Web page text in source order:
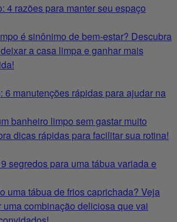
4 razões para manter seu espaço
é sinônimo de bem-estar? Descubra
a casa limpa e ganhar mais
6 manutenções rápidas para ajudar na
banheiro limpo sem gastar muito
dicas rápidas para facilitar sua rotina!
segredos para uma tábua variada e
uma tábua de frios caprichada? Veja
uma combinação deliciosa que vai